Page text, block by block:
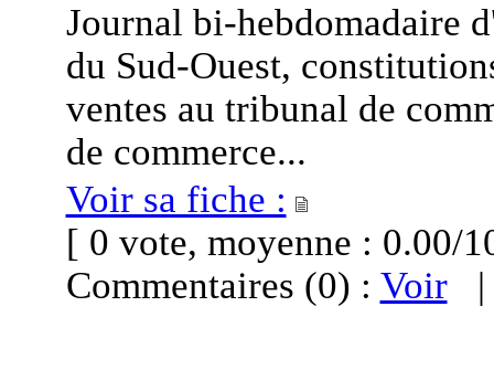
Journal bi-hebdomadaire
du Sud-Ouest,
ventes au tribunal de
de commerce...
Voir sa fiche :
[ 0 vote, moyenne :
Commentaires (0) : Voir